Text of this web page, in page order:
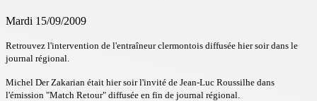
Mardi 15/09/2009
Retrouvez l'intervention de l'entraîneur clermontois diffusée hier soir dans le
journal régional.
Michel Der Zakarian était hier soir l'invité de Jean-Luc Roussilhe dans
l'émission "Match Retour" diffusée en fin de journal régional.